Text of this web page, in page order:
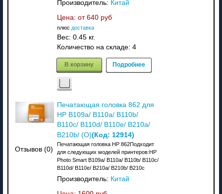
Производитель: Китай
Цена: от 640 руб
плюс доставка
Вес: 0.45 кг.
Количество на складе: 4
В корзину Подробнее
Отзывов (0)
Печатающая головка 862 для
HP B109a/ B110a/ B110b/
B110c/ B110d/ B110e/ B210a/
B210b/ (O)(Код: 12914)
Печатающая головка HP 862Подходит
для следующих моделей принтеров:HP
Photo Smart B109a/ B110a/ B110b/ B110c/
B110d/ B110e/ B210a/ B210b/ B210c
Производитель: Китай